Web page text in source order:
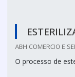
ABH COMERCIO E
O processo de